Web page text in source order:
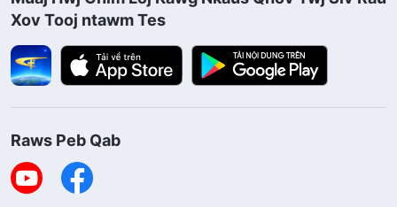
Xov Tooj ntawm Tes
Raws Peb Qab